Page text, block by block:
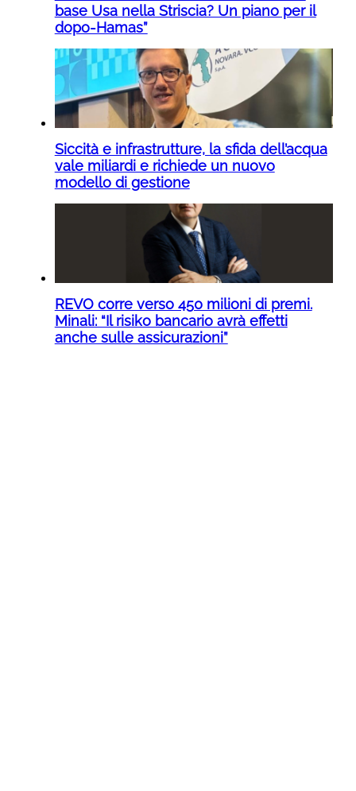
base Usa nella Striscia? Un piano per il
dopo-Hamas”
Siccità e infrastrutture, la sfida dell’acqua
vale miliardi e richiede un nuovo
modello di gestione
REVO corre verso 450 milioni di premi.
Minali: “Il risiko bancario avrà effetti
anche sulle assicurazioni”